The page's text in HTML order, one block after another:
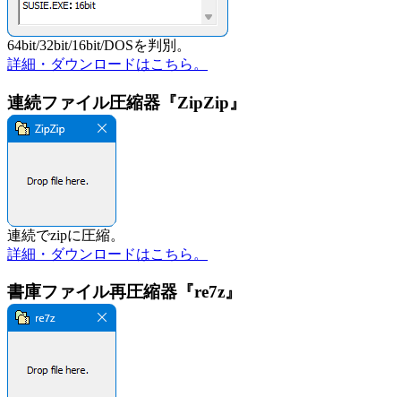
64bit/32bit/16bit/DOSを判別。
詳細・ダウンロードはこちら。
連続ファイル圧縮器『ZipZip』
連続でzipに圧縮。
詳細・ダウンロードはこちら。
書庫ファイル再圧縮器『re7z』